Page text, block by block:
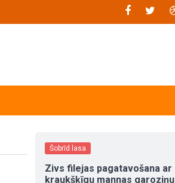
Šobrīd lasa
Zivs filejas pagatavošana ar
kraukšķīgu mannas garoziņu